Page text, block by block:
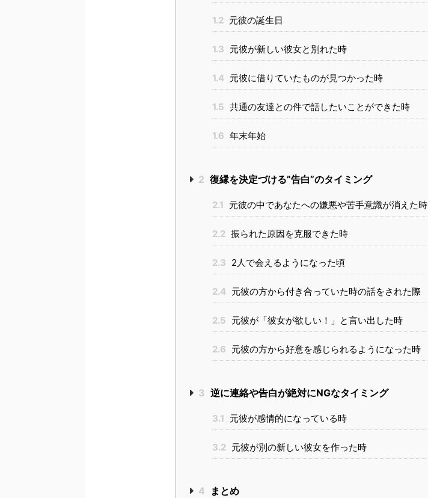
1.2 元彼の誕生日
1.3 元彼が新しい彼女と別れた時
1.4 元彼に借りていたものが見つかった時
1.5 共通の友達との件で話したいことができた時
1.6 年末年始
2 復縁を決定づける”告白”のタイミング
2.1 元彼の中であなたへの嫌悪や苦手意識が消えた時
2.2 振られた原因を克服できた時
2.3 2人で会えるようになった頃
2.4 元彼の方から付き合っていた時の話をされた際
2.5 元彼が「彼女が欲しい！」と言い出した時
2.6 元彼の方から好意を感じられるようになった時
3 逆に連絡や告白が絶対にNGなタイミング
3.1 元彼が感情的になっている時
3.2 元彼が別の新しい彼女を作った時
4 まとめ